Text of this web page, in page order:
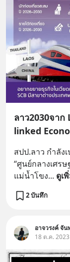
ลาว2030จา
linked
สปป.ลาว กำลัง
“ศูนย์กลางเศร
แม่น้ำโขง... ดูเ
2 บันทึก
อาจวรงค์ จั
18 ต.ค.